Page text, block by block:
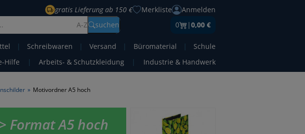
gratis Lieferung ab 150 € Merkliste
Anmelden
A-Z
suchen 0 |0,00 €
| Schreibwaren | Versand | Büromaterial |
Schule
Hilfe | Arbeits- & Schutzkleidung | Industrie & Handwerk
» Motivordner A5 hoch
Format A5 hoch